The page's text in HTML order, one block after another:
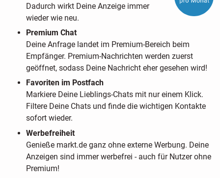
Dadurch wirkt Deine Anzeige immer
wieder wie neu.
Premium Chat
Deine Anfrage landet im Premium-Bereich beim
Empfänger. Premium-Nachrichten werden zuerst
geöffnet, sodass Deine Nachricht eher gesehen wird!
Favoriten im Postfach
Markiere Deine Lieblings-Chats mit nur einem Klick.
Filtere Deine Chats und finde die wichtigen Kontakte
sofort wieder.
Werbefreiheit
Genieße markt.de ganz ohne externe Werbung. Deine
Anzeigen sind immer werbefrei - auch für Nutzer ohne
Premium!